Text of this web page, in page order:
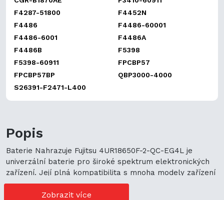
F4287-51800
F4452N
F4486
F4486-60001
F4486-6001
F4486A
F4486B
F5398
F5398-60911
FPCBP57
FPCBP57BP
QBP3000-4000
S26391-F2471-L400
Popis
Baterie Nahrazuje Fujitsu 4UR18650F-2-QC-EG4L je
univerzální baterie pro široké spektrum elektronických
zařízení. Její plná kompatibilita s mnoha modely zařízení
představuje cenově výhodné možnosti nákupu. Její
univerzální použití navíc podporuje ekologickou
Zobrazit více